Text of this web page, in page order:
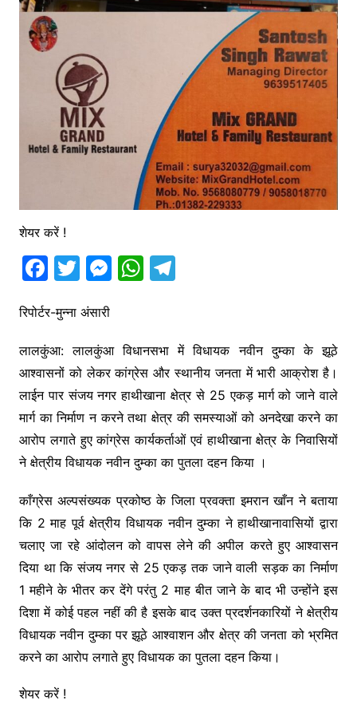
शेयर करें !
F
c
e
b
o
o
k
T
itt
er
M
s
e
n
g
er
W
s
A
p
p
T
gr
a
m
रिपोर्टर-मुन्ना अंसारी
लालकुंआ: लालकुंआ विधानसभा में विधायक नवीन दुम्का के झूठे
आश्वासनों को लेकर कांग्रेस और स्थानीय जनता में भारी आक्रोश है।
लाईन पार संजय नगर हाथीखाना क्षेत्र से 25 एकड़ मार्ग को जाने वाले
मार्ग का निर्माण न करने तथा क्षेत्र की समस्याओं को अनदेखा करने का
आरोप लगाते हुए कांग्रेस कार्यकर्ताओं एवं हाथीखाना क्षेत्र के निवासियों
ने क्षेत्रीय विधायक नवीन दुम्का का पुतला दहन किया ।
काँग्रेस अल्पसंख्यक प्रकोष्ठ के जिला प्रवक्ता इमरान खाँन ने बताया
कि 2 माह पूर्व क्षेत्रीय विधायक नवीन दुम्का ने हाथीखानावासियों द्वारा
चलाए जा रहे आंदोलन को वापस लेने की अपील करते हुए आश्वासन
दिया था कि संजय नगर से 25 एकड़ तक जाने वाली सड़क का निर्माण
1 महीने के भीतर कर देंगे परंतु 2 माह बीत जाने के बाद भी उन्होंने इस
दिशा में कोई पहल नहीं की है इसके बाद उक्त प्रदर्शनकारियों ने क्षेत्रीय
विधायक नवीन दुम्का पर झूठे आश्वाशन और क्षेत्र की जनता को भ्रमित
करने का आरोप लगाते हुए विधायक का पुतला दहन किया।
शेयर करें !